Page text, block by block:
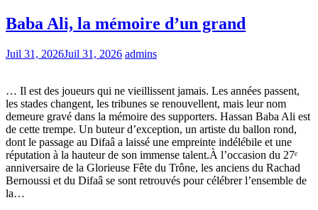
Baba Ali, la mémoire d’un grand
Juil 31, 2026Juil 31, 2026 admins
… Il est des joueurs qui ne vieillissent jamais. Les années passent,
les stades changent, les tribunes se renouvellent, mais leur nom
demeure gravé dans la mémoire des supporters. Hassan Baba Ali est
de cette trempe. Un buteur d’exception, un artiste du ballon rond,
dont le passage au Difaâ a laissé une empreinte indélébile et une
réputation à la hauteur de son immense talent.À l’occasion du 27ᵉ
anniversaire de la Glorieuse Fête du Trône, les anciens du Rachad
Bernoussi et du Difaâ se sont retrouvés pour célébrer l’ensemble de
la…